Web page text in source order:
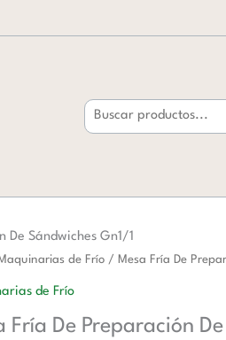
De Sándwiches Gn1/1
Maquinarias de Frío / Mesa Fría De
de Frío
Fría De Preparación
El
precio
era:
El
es: